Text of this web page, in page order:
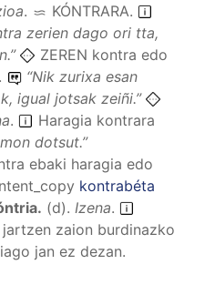
. KÓNTRARA.
zerien dago ori tta,
ZEREN kontra edo
“Nik zurixa esan
igual jotsak zeiñi.”
.
Haragia kontrara
dotsut.”
ebaki haragia edo
kontrabéta
. (d). Izena.
zaion burdinazko
jan ez dezan.